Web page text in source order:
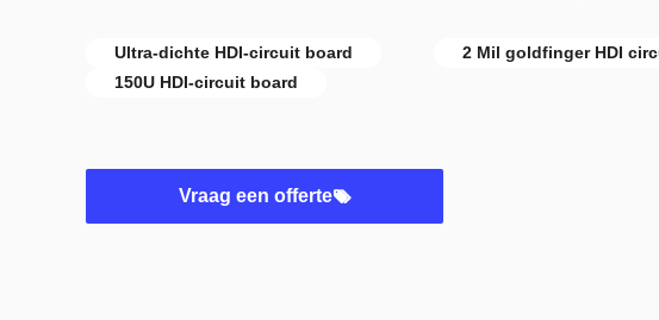
Ultra-dichte HDI-circuit board
2 Mil goldfinger HDI
150U HDI-circuit board
Vraag een offerte